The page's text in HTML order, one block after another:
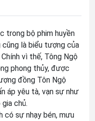
trong bộ phim huyền
cũng là biểu tượng của
vì thế, Tông Ngộ
phong thủy, được
đồng Tôn Ngộ
áp yêu tà, vạn sự như
chủ.
có sự nhạy bén, mưu